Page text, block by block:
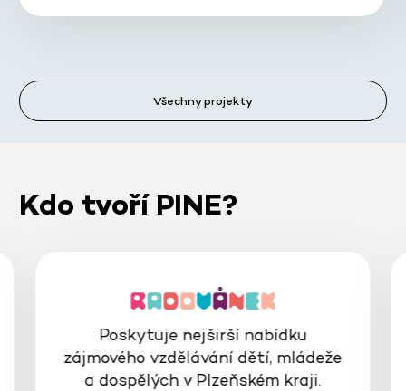
Všechny projekty
Kdo tvoří PINE?
Poskytuje nejširší nabídku
zájmového vzdělávání dětí, mládeže
a dospělých v Plzeňském kraji.